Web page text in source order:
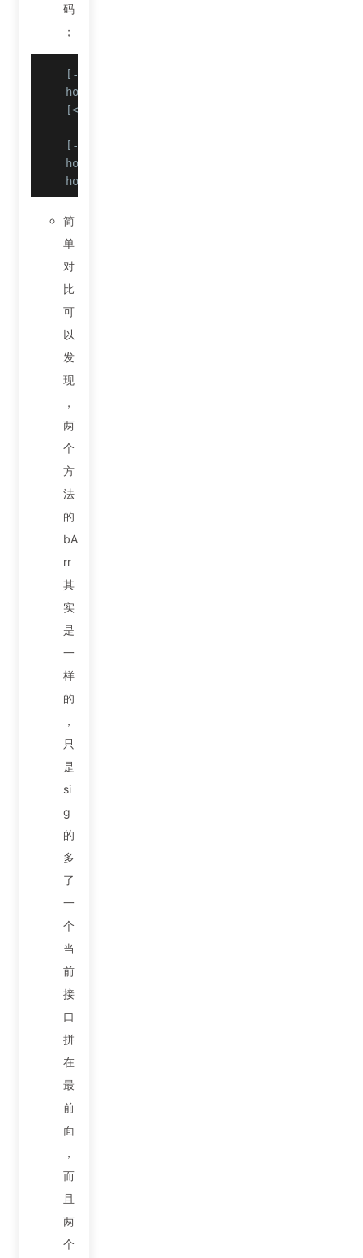
码
；
[->] hook_sp ->str= null
hook_sp bArr:
[<-] hook_sp retval=
[->] hook_sig ->str= null
hook_sig bArr: /api/batch/
hook_sig 返回值:
简
单
对
比
可
以
发
现
，
两
个
方
法
的
bA
rr
其
实
是
一
样
的
，
只
是
si
g
的
多
了
一
个
当
前
接
口
拼
在
最
前
面
，
而
且
两
个